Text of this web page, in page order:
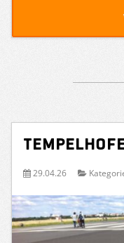
29.04.26